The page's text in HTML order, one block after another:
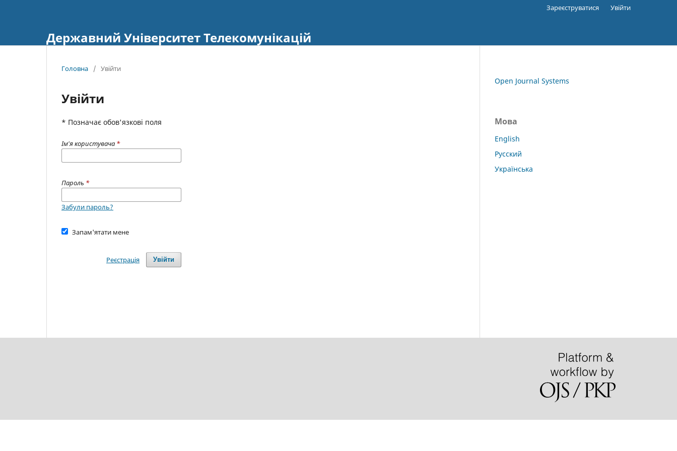
Державний Університет Телекомунікацій
Зареєструватися Увійти
Головна / Увійти
Увійти
* Позначає обов'язкові поля
Ім'я користувача *
Пароль *
Забули пароль?
Запам'ятати мене
Увійти
Реєстрація
Open Journal Systems
Мова
English
Русский
Українська